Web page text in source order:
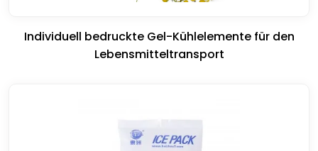
Individuell bedruckte Gel-Kühlelemente für den
Lebensmitteltransport